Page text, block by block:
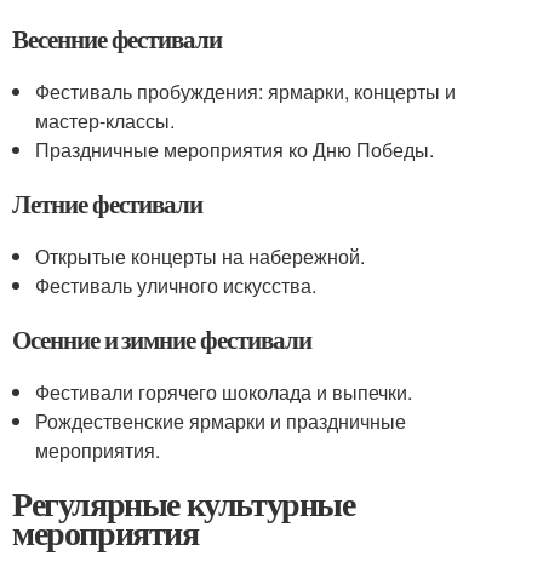
Весенние фестивали
Фестиваль пробуждения: ярмарки, концерты и
мастер-классы.
Праздничные мероприятия ко Дню Победы.
Летние фестивали
Открытые концерты на набережной.
Фестиваль уличного искусства.
Осенние и зимние фестивали
Фестивали горячего шоколада и выпечки.
Рождественские ярмарки и праздничные
мероприятия.
Регулярные культурные
мероприятия